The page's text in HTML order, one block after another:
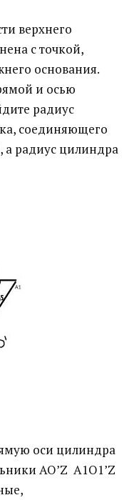
верхнего
с точкой,
основания.
и осью
радиус
соединяющего
а радиус цилиндра
оси цилиндра
AO’Z A1O1’Z